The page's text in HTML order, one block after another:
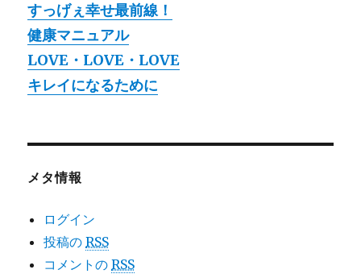
すっげぇ幸せ最前線！
健康マニュアル
LOVE・LOVE・LOVE
キレイになるために
メタ情報
ログイン
投稿のRSS
コメントのRSS